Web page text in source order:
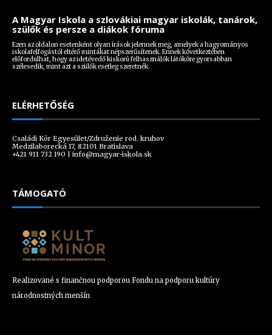
A Magyar Iskola a szlovákiai magyar iskolák, tanárok,
szülők és persze a diákok fóruma
Ezen az oldalon esetenként olyan írások jelennek meg, amelyek a hagyományos
iskolafelfogástól eltérő mintákat népszerűsítenek. Ennek következtében
előfordulhat, hogy az idetévedő kiskorú felhasználók látóköre gyorsabban
szélesedik, mint azt a szülők esetleg szeretnék.
ELÉRHETŐSÉG
Családi Kör Egyesület/Združenie rod. kruhov
Medzilaborecká 17, 82101 Bratislava
+421 911 732 190 | info@magyar-iskola.sk
TÁMOGATÓ
Realizované s finančnou podporou Fondu na podporu kultúry
národnostných menšín